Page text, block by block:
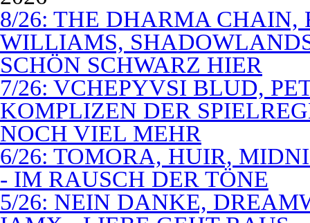
8/26: THE DHARMA CHAIN,
WILLIAMS,
SCHÖN SCHWARZ HIER
7/26: VCHEPYVSI BLUD,
KOMPLIZEN DER
NOCH VIEL MEHR
6/26: TOMORA, HUIR,
- IM RAUSCH DER TÖNE
5/26: NEIN DANKE,